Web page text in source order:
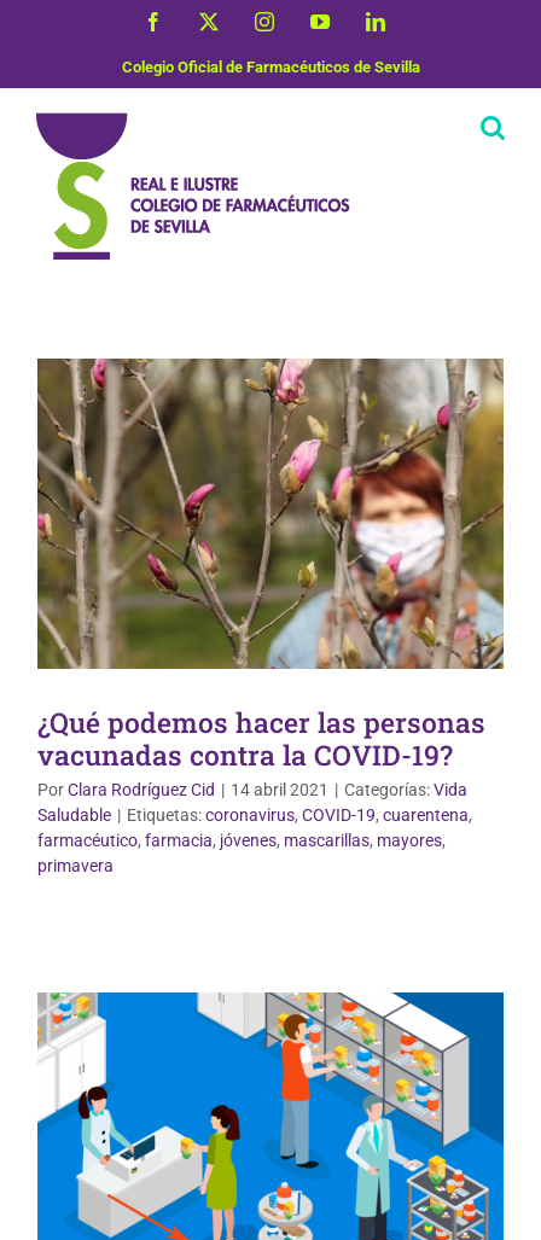
Facebook InstagramYouTubeLinkedIn
Colegio Oficial de Farmacéuticos de Sevilla
¿Qué podemos hacer las personas
vacunadas contra la COVID-19?
PorClara Rodríguez Cid | 14 abril 2021 | Categorías:Vida
Saludable | Etiquetas:coronavirus, COVID-19, cuarentena,
farmacéutico, farmacia, jóvenes, mascarillas, mayores,
primavera